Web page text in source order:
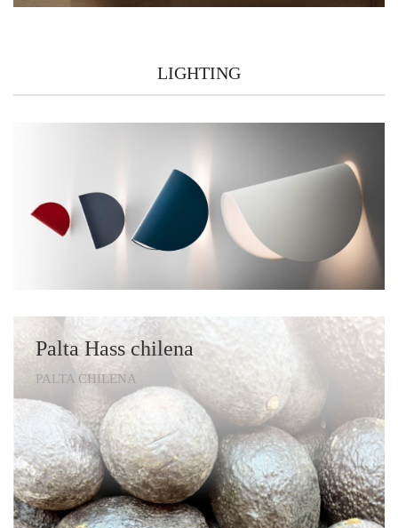
LIGHTING
Palta Hass chilena
PALTA CHILENA